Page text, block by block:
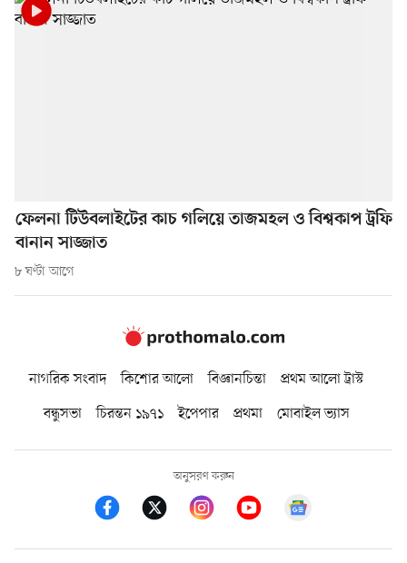
ফেলনা টিউবলাইটের কাচ গলিয়ে তাজমহল ও বিশ্বকাপ ট্রফি
বানান সাজ্জাত
৮ ঘণ্টা আগে
নাগরিক সংবাদ কিশোর আলো বিজ্ঞানচিন্তা
প্রথম আলো ট্রাস্ট
বন্ধুসভা
চিরন্তন ১৯৭১ ইপেপার প্রথমা মোবাইল ভ্যাস
অনুসরণ করুন